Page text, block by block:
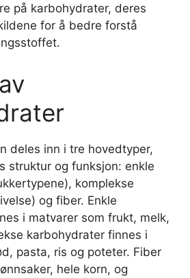
på karbohydrater, deres
for å bedre forstå
deles inn i tre hovedtyper,
struktur og funksjon: enkle
komplekse
og fiber. Enkle
i matvarer som frukt, melk,
karbohydrater finnes i
pasta, ris og poteter. Fiber
hele korn, og